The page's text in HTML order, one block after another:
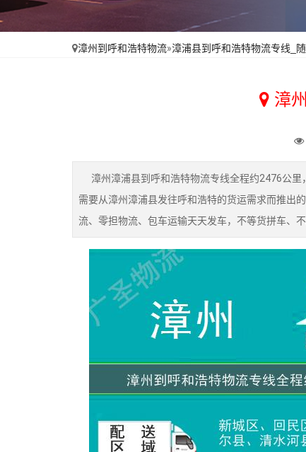
漳州到呼和浩特物流»漳浦县到呼和浩特物流专线_
漳
漳州漳浦县到呼和浩特物流专线全程约2476公里
需要从漳州漳浦县发往呼和浩特的货运需求而推出
流、零担物流、包车运输天天发车，不等货拼车、